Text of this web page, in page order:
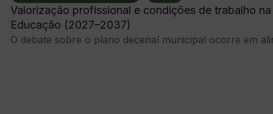
Valorização profissional e condições de trabalho
Educação (2027–2037)
O debate sobre o plano decenal municipal ocorre em